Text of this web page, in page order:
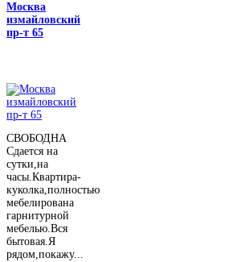
Москва
измайловский
пр-т 65
СВОБОДНА
Сдается на
сутки,на
часы.Квартира-
куколка,полностью
мебелирована
гарнитурной
мебелью.Вся
бытовая.Я
рядом,покажу...